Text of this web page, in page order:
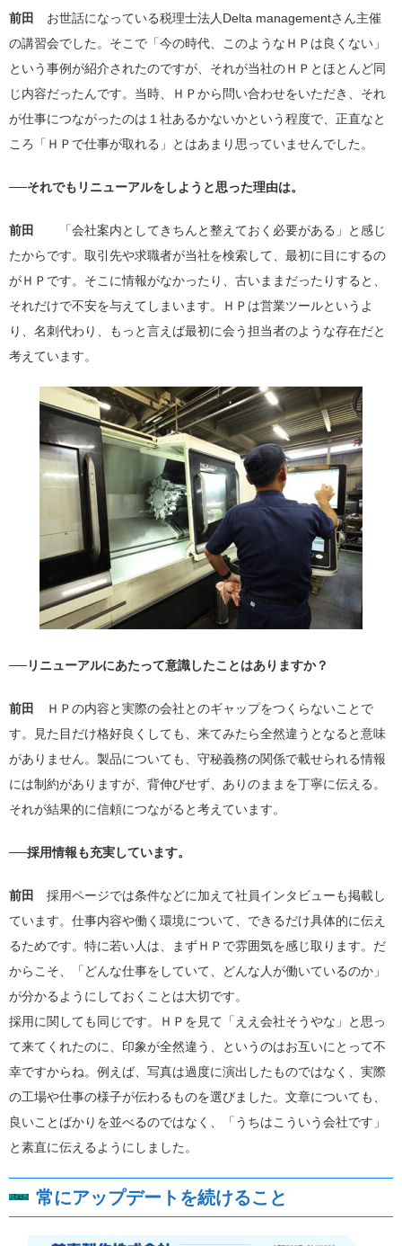
前田
お世話になっている税理士法人Delta managementさん主催
の講習会でした。そこで「今の時代、このようなＨＰは良くない」
という事例が紹介されたのですが、それが当社のＨＰとほとんど同
じ内容だったんです。当時、ＨＰから問い合わせをいただき、それ
が仕事につながったのは１社あるかないかという程度で、正直なと
ころ「ＨＰで仕事が取れる」とはあまり思っていませんでした。
──それでもリニューアルをしようと思った理由は。
前田
「会社案内としてきちんと整えておく必要がある」と感じ
たからです。取引先や求職者が当社を検索して、最初に目にするの
がＨＰです。そこに情報がなかったり、古いままだったりすると、
それだけで不安を与えてしまいます。ＨＰは営業ツールというよ
り、名刺代わり、もっと言えば最初に会う担当者のような存在だと
考えています。
──リニューアルにあたって意識したことはありますか？
前田
ＨＰの内容と実際の会社とのギャップをつくらないことで
す。見た目だけ格好良くしても、来てみたら全然違うとなると意味
がありません。製品についても、守秘義務の関係で載せられる情報
には制約がありますが、背伸びせず、ありのままを丁寧に伝える。
それが結果的に信頼につながると考えています。
──採用情報も充実しています。
前田
採用ページでは条件などに加えて社員インタビューも掲載し
ています。仕事内容や働く環境について、できるだけ具体的に伝え
るためです。特に若い人は、まずＨＰで雰囲気を感じ取ります。だ
からこそ、「どんな仕事をしていて、どんな人が働いているのか」
が分かるようにしておくことは大切です。
採用に関しても同じです。ＨＰを見て「ええ会社そうやな」と思っ
て来てくれたのに、印象が全然違う、というのはお互いにとって不
幸ですからね。例えば、写真は過度に演出したものではなく、実際
の工場や仕事の様子が伝わるものを選びました。文章についても、
良いことばかりを並べるのではなく、「うちはこういう会社です」
と素直に伝えるようにしました。
常にアップデートを続けること